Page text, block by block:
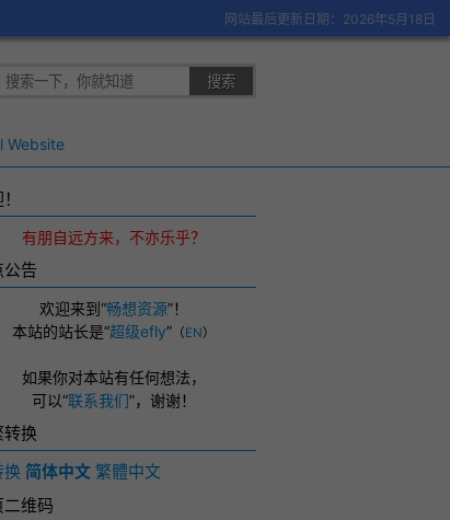
网站最后更新日期：2026年5月18日
Website
有朋自远方来，不亦乐乎？
公告
欢迎来到“畅想资源”！
本站的站长是“超级efly” （EN）
如果你对本站有任何想法，
可以“联系我们”， 谢谢！
转换
换 简体中文 繁體中文
二维码